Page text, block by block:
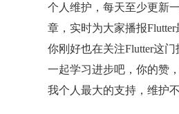
个人维护，每天至少更新
章，实时为大家播报
你刚好也在关注Flutter这
一起学习进步吧，你的赞
我个人最大的支持，维护